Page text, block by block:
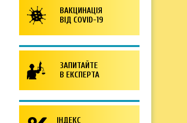
ВАКЦИНАЦІЯ
ВІД COVID-19
ЗАПИТАЙТЕ
В ЕКСПЕРТА
ІНДЕКС